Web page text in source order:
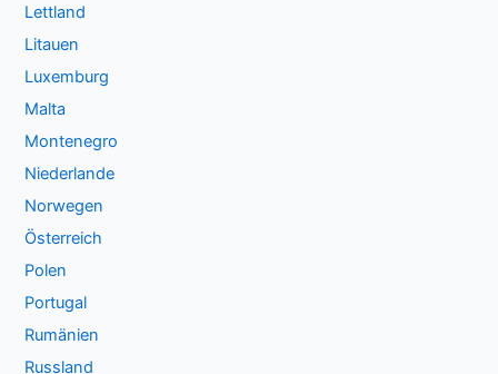
Lettland
Litauen
Luxemburg
Malta
Montenegro
Niederlande
Norwegen
Österreich
Polen
Portugal
Rumänien
Russland